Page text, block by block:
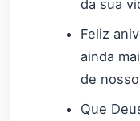
da sua
Feliz
ainda
de
Que